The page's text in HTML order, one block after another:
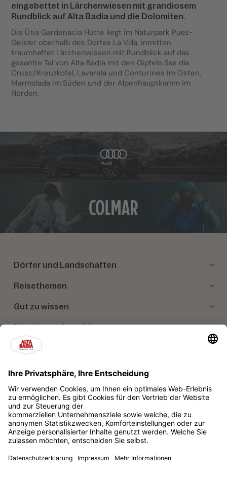
eingebettet in Lärchenwiesen mit grandiosem
Rundblick auf Alta Badia und die Dolomiten.
Die Ütia Gardenacia Hütte liegt im Naturpark Puez-
Geisler oberhalb des Dorfes La Villa, inmitten
traumhafter Lärchenwiesen mit Rundblick auf das
gesamte Tal von Alta Badia mit den Gipfeln Sas dla
Crusc/Kreuzkofel, Lavarela und Conturines im Osten,
Marmolada im Süden und der Alpenhauptkamm im
Norden.
Dörfer und Landschaften
Reisethemen
Gut zu wissen
Newsletter Anmeldung
Unsere Partner